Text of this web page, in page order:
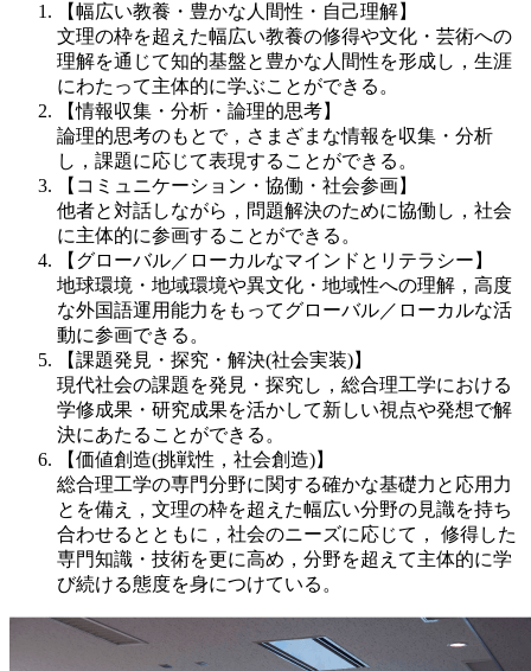
【幅広い教養・豊かな人間性・自己理解】
文理の枠を超えた幅広い教養の修得や文化・芸術への
理解を通じて知的基盤と豊かな人間性を形成し，生涯
にわたって主体的に学ぶことができる。
【情報収集・分析・論理的思考】
論理的思考のもとで，さまざまな情報を収集・分析
し，課題に応じて表現することができる。
【コミュニケーション・協働・社会参画】
他者と対話しながら，問題解決のために協働し，社会
に主体的に参画することができる。
【グローバル／ローカルなマインドとリテラシー】
地球環境・地域環境や異文化・地域性への理解，高度
な外国語運用能力をもってグローバル／ローカルな活
動に参画できる。
【課題発見・探究・解決(社会実装)】
現代社会の課題を発見・探究し，総合理工学における
学修成果・研究成果を活かして新しい視点や発想で解
決にあたることができる。
【価値創造(挑戦性，社会創造)】
総合理工学の専門分野に関する確かな基礎力と応用力
とを備え，文理の枠を超えた幅広い分野の見識を持ち
合わせるとともに，社会のニーズに応じて， 修得した
専門知識・技術を更に高め，分野を超えて主体的に学
び続ける態度を身につけている。